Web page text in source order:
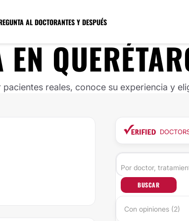
AL DOCTORANTES Y DESPUÉS
EN
reales, conoce su experiencia y
BUSCAR
Con opiniones (2)